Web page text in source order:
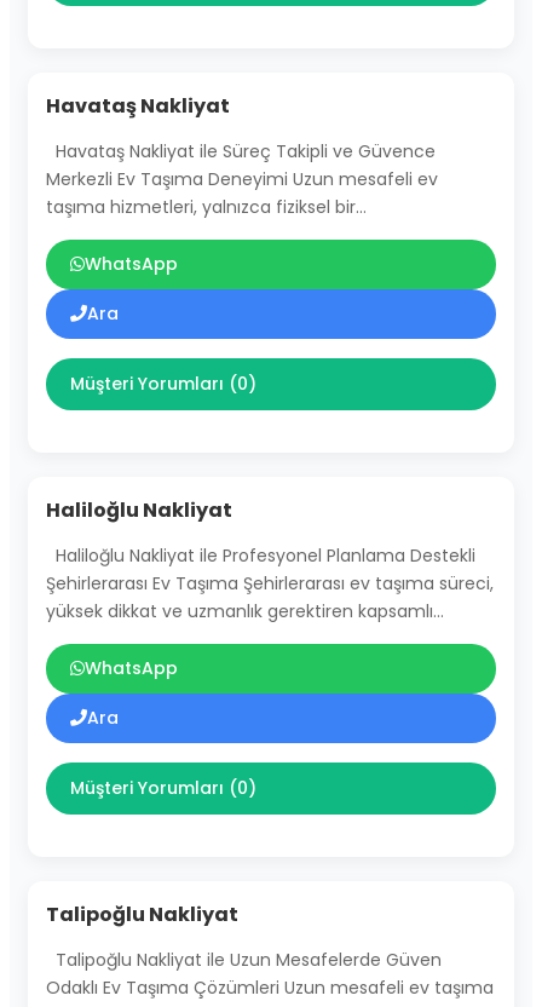
Havataş Nakliyat
Havataş Nakliyat ile Süreç Takipli ve Güvence
Merkezli Ev Taşıma Deneyimi Uzun mesafeli ev
taşıma hizmetleri, yalnızca fiziksel bir…
WhatsApp
Ara
Müşteri Yorumları (0)
Haliloğlu Nakliyat
Haliloğlu Nakliyat ile Profesyonel Planlama Destekli
Şehirlerarası Ev Taşıma Şehirlerarası ev taşıma süreci,
yüksek dikkat ve uzmanlık gerektiren kapsamlı…
WhatsApp
Ara
Müşteri Yorumları (0)
Talipoğlu Nakliyat
Talipoğlu Nakliyat ile Uzun Mesafelerde Güven
Odaklı Ev Taşıma Çözümleri Uzun mesafeli ev taşıma